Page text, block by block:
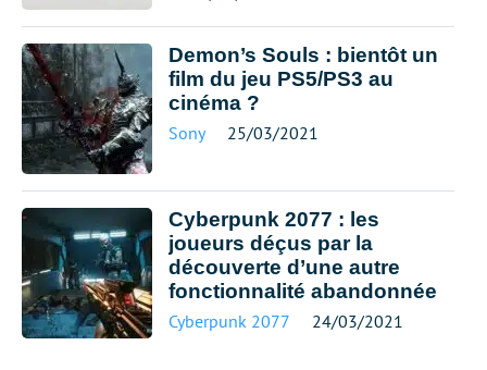
Demon’s Souls : bientôt un
film du jeu PS5/PS3 au
cinéma ?
Sony 25/03/2021
Cyberpunk 2077 : les
joueurs déçus par la
découverte d’une autre
fonctionnalité abandonnée
Cyberpunk 2077 24/03/2021